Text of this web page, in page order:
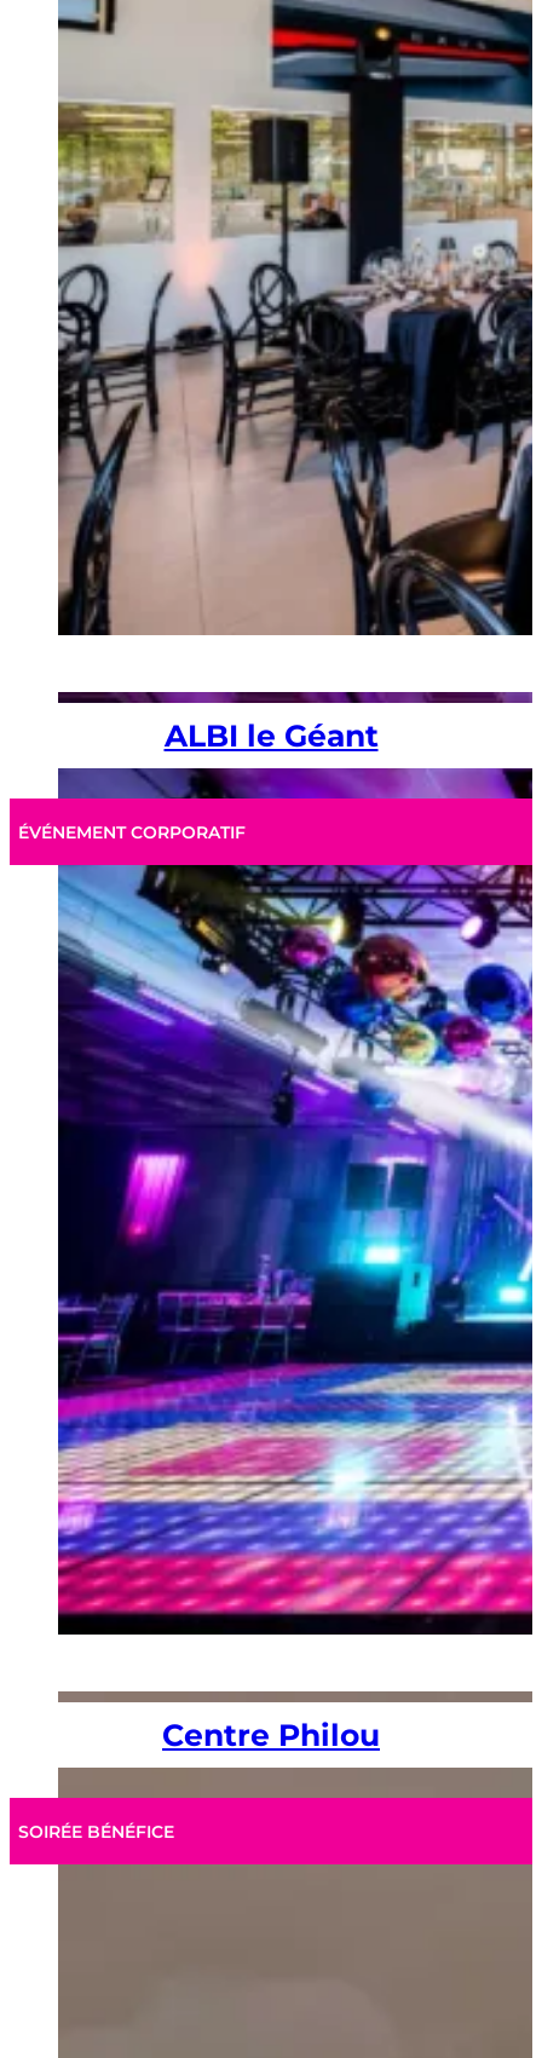
ALBI le Géant
ÉVÉNEMENT CORPORATIF
Centre Philou
SOIRÉE BÉNÉFICE